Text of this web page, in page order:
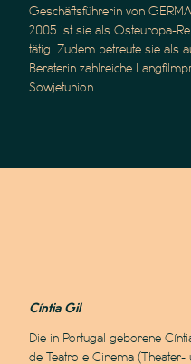
Geschäftsführerin von
2005 ist sie als Osteuropa-
tätig. Zudem betreute sie als
Beraterin zahlreiche
Sowjetunion.
Cíntia Gil
Die in Portugal geborene
de Teatro e Cinema